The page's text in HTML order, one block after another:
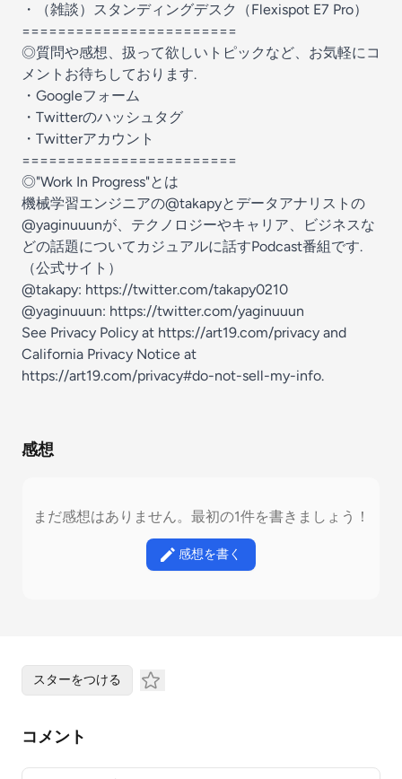
・（雑談） スタンディングデスク（Flexispot E7 Pro）
========================
◎質問や感想、扱って欲しいトピックなど、お気軽にコ
メントお待ちしております.
・ Googleフォーム
・ Twitterのハッシュタグ
・ Twitterアカウント
========================
◎"Work In Progress"とは
機械学習エンジニアの@takapyとデータアナリストの
@yaginuuunが、テクノロジーやキャリア、ビジネスな
どの話題についてカジュアルに話すPodcast番組です.
（公式サイト ）
@takapy: https://twitter.com/takapy0210
@yaginuuun: https://twitter.com/yaginuuun
See Privacy Policy at https://art19.com/privacy and
California Privacy Notice at
https://art19.com/privacy#do-not-sell-my-info.
感想
まだ感想はありません。最初の1件を書きましょう！
感想を書く
スターをつける
コメント